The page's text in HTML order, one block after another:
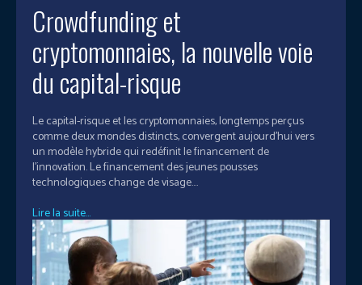
Crowdfunding et
cryptomonnaies, la nouvelle voie
du capital-risque
Le capital-risque et les cryptomonnaies, longtemps perçus
comme deux mondes distincts, convergent aujourd’hui vers
un modèle hybride qui redéfinit le financement de
l’innovation. Le financement des jeunes pousses
technologiques change de visage....
Lire la suite...